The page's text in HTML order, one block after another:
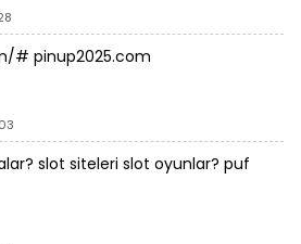
# pinup2025.com
slot siteleri slot oyunlar? puf